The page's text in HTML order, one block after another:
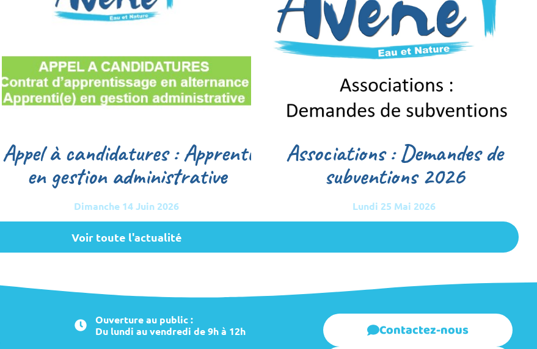
Appel à candidatures : Apprenti
en gestion administrative
Dimanche 14 Juin 2026
Associations : Demandes de
subventions 2026
Lundi 25 Mai 2026
Voir toute l'actualité
Ouverture au public :
Du lundi au vendredi de 9h à 12h
Contactez-nous